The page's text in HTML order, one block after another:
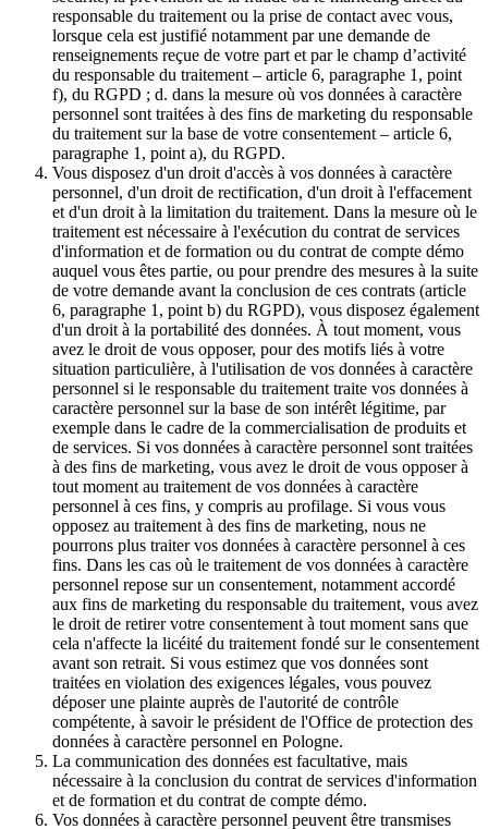
responsable du traitement ou la prise de contact avec vous,
lorsque cela est justifié notamment par une demande de
renseignements reçue de votre part et par le champ d’activité
du responsable du traitement – article 6, paragraphe 1, point
f), du RGPD ; d. dans la mesure où vos données à caractère
personnel sont traitées à des fins de marketing du responsable
du traitement sur la base de votre consentement – article 6,
paragraphe 1, point a), du RGPD.
Vous disposez d'un droit d'accès à vos données à caractère
personnel, d'un droit de rectification, d'un droit à l'effacement
et d'un droit à la limitation du traitement. Dans la mesure où le
traitement est nécessaire à l'exécution du contrat de services
d'information et de formation ou du contrat de compte démo
auquel vous êtes partie, ou pour prendre des mesures à la suite
de votre demande avant la conclusion de ces contrats (article
6, paragraphe 1, point b) du RGPD), vous disposez également
d'un droit à la portabilité des données. À tout moment, vous
avez le droit de vous opposer, pour des motifs liés à votre
situation particulière, à l'utilisation de vos données à caractère
personnel si le responsable du traitement traite vos données à
caractère personnel sur la base de son intérêt légitime, par
exemple dans le cadre de la commercialisation de produits et
de services. Si vos données à caractère personnel sont traitées
à des fins de marketing, vous avez le droit de vous opposer à
tout moment au traitement de vos données à caractère
personnel à ces fins, y compris au profilage. Si vous vous
opposez au traitement à des fins de marketing, nous ne
pourrons plus traiter vos données à caractère personnel à ces
fins. Dans les cas où le traitement de vos données à caractère
personnel repose sur un consentement, notamment accordé
aux fins de marketing du responsable du traitement, vous avez
le droit de retirer votre consentement à tout moment sans que
cela n'affecte la licéité du traitement fondé sur le consentement
avant son retrait. Si vous estimez que vos données sont
traitées en violation des exigences légales, vous pouvez
déposer une plainte auprès de l'autorité de contrôle
compétente, à savoir le président de l'Office de protection des
données à caractère personnel en Pologne.
La communication des données est facultative, mais
nécessaire à la conclusion du contrat de services d'information
et de formation et du contrat de compte démo.
Vos données à caractère personnel peuvent être transmises